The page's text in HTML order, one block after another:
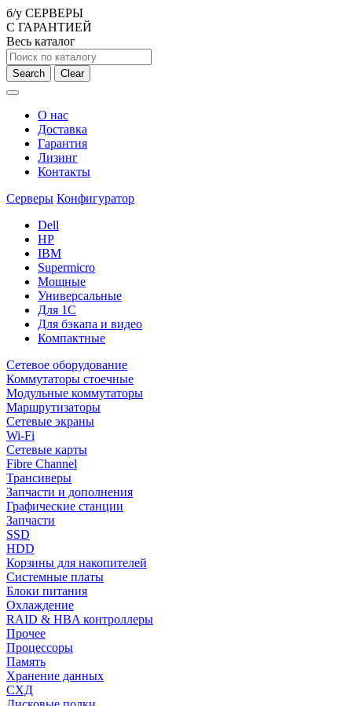
б/у СЕРВЕРЫ
С ГАРАНТИЕЙ
Весь каталог
Search Clear
О нас
Доставка
Гарантия
Лизинг
Контакты
Серверы Конфигуратор
Dell
HP
IBM
Supermicro
Мощные
Универсальные
Для 1С
Для бэкапа и видео
Компактные
Сетевое оборудование
Коммутаторы стоечные
Модульные коммутаторы
Маршрутизаторы
Сетевые экраны
Wi-Fi
Сетевые карты
Fibre Channel
Трансиверы
Запчасти и дополнения
Графические станции
Запчасти
SSD
HDD
Корзины для накопителей
Системные платы
Блоки питания
Охлаждение
RAID & HBA контроллеры
Прочее
Процессоры
Память
Хранение данных
СХД